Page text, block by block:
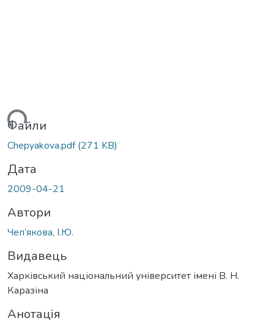
Файли
Chepyakova.pdf(271 KB)
Дата
2009-04-21
Автори
Чеп’якова, І.Ю.
Видавець
Харківський національний університет імені В. Н.
Каразіна
Анотація